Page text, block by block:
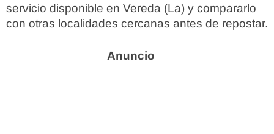
servicio disponible en Vereda (La) y compararlo
con otras localidades cercanas antes de repostar.